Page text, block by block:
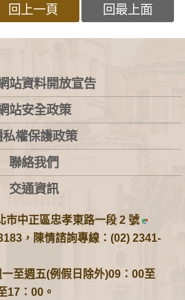
回上一頁 回最上面
站資料開放宣告
站安全政策
私權保護政策
聯絡我們
交通資訊
市中正區忠孝東路一段 2 號
，陳情諮詢專線：(02) 2341-
至週五(例假日除外)09：00至
17：00。